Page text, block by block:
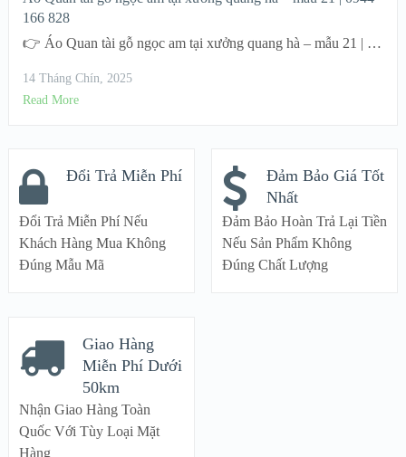
166 828
👉 Áo Quan tài gỗ ngọc am tại xưởng quang hà – mẫu 21 | …
14 Tháng Chín, 2025
Read More
Đổi Trả Miễn Phí
Đổi Trả Miễn Phí Nếu
Khách Hàng Mua Không
Đúng Mẫu Mã
Đảm Bảo Giá Tốt
Nhất
Đảm Bảo Hoàn Trả Lại Tiền
Nếu Sản Phẩm Không
Đúng Chất Lượng
Giao Hàng
Miễn Phí Dưới
50km
Nhận Giao Hàng Toàn
Quốc Với Tùy Loại Mặt
Hàng